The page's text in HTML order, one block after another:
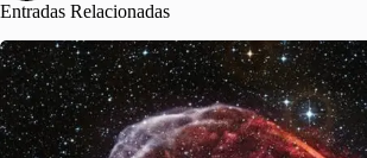
Entradas Relacionadas